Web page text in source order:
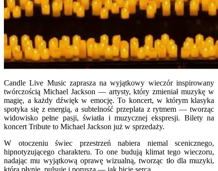
Candle Live Music zaprasza na wyjątkowy wieczór inspirowany
twórczością Michael Jackson — artysty, który zmieniał muzykę w
magię, a każdy dźwięk w emocję. To koncert, w którym klasyka
spotyka się z energią, a subtelność przeplata z rytmem — tworząc
widowisko pełne pasji, światła i muzycznej ekspresji. Bilety na
koncert Tribute to Michael Jackson już w sprzedaży.
W otoczeniu świec przestrzeń nabiera niemal scenicznego,
hipnotyzującego charakteru. To one budują klimat tego wieczoru,
nadając mu wyjątkową oprawę wizualną, tworząc tło dla muzyki,
która płynie, pulsuje i porusza — jak bicie serca.